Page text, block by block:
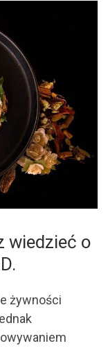
wiedzieć o
żywności